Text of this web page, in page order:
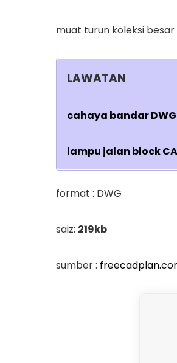
muat turun koleksi
LAWATAN
cahaya bandar
lampu jalan block
format : DWG
saiz: 219kb
sumber :